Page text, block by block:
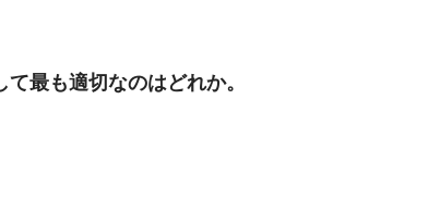
最も適切なのはどれか。